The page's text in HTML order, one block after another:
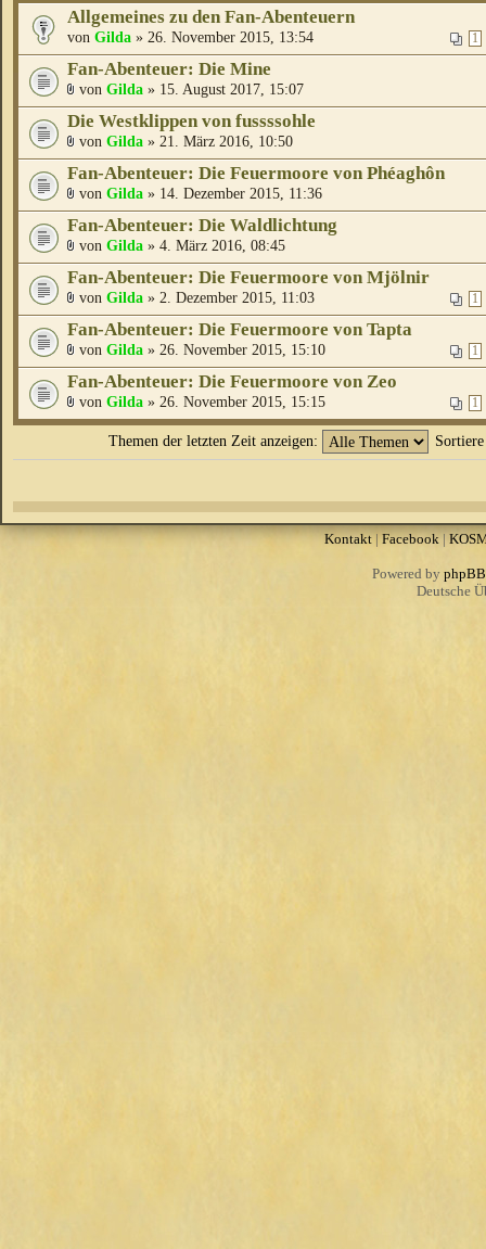
Allgemeines zu den Fan-Abenteuern
1
von Gilda » 26. November 2015, 13:54
Fan-Abenteuer: Die Mine
von Gilda » 15. August 2017, 15:07
Die Westklippen von fussssohle
von Gilda » 21. März 2016, 10:50
Fan-Abenteuer: Die Feuermoore von Phéaghôn
von Gilda » 14. Dezember 2015, 11:36
Fan-Abenteuer: Die Waldlichtung
von Gilda » 4. März 2016, 08:45
Fan-Abenteuer: Die Feuermoore von Mjölnir
1
von Gilda » 2. Dezember 2015, 11:03
Fan-Abenteuer: Die Feuermoore von Tapta
1
von Gilda » 26. November 2015, 15:10
Fan-Abenteuer: Die Feuermoore von Zeo
1
von Gilda » 26. November 2015, 15:15
Themen der letzten Zeit anzeigen:
Kontakt| Facebook|
Powered by phpBB
Deutsche